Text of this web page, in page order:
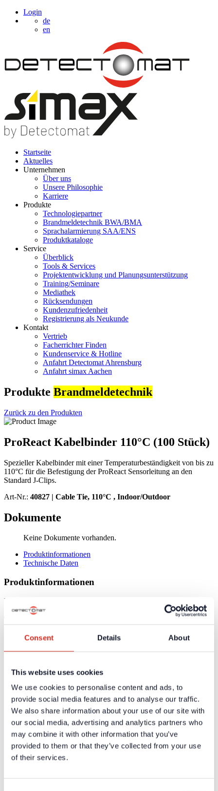
Consent Details About
This website uses cookies
We use cookies to personalise content and ads, to
provide social media features and to analyse our traffic.
We also share information about your use of our site with
our social media, advertising and analytics partners who
may combine it with other information that you’ve
provided to them or that they’ve collected from your use
of their services.
Login
de
en
Startseite
Aktuelles
Unternehmen
Über uns
Unsere Philosophie
Karriere
Produkte
Technologiepartner
Brandmeldetechnik BWA/BMA
Sprachalarmierung SAA/ENS
Produktkataloge
Service
Überblick
Tools & Services
Projektentwicklung und Planungsunterstützung
Training/Seminare
Mediathek
Rücksendungen
Kundenzufriedenheit
Registrierung als Neukunde
Kontakt
Vertrieb
Facherrichter Finden
Kundenservice & Hotline
Anfahrt Detectomat Ahrensburg
Anfahrt simax Aachen
Produkte Brandmeldetechnik
Zurück zu den Produkten
ProReact Kabelbinder 110°C (100 Stück)
Spezieller Kabelbinder mit einer Temperaturbeständigkeit von bis zu
110°C für die Befestigung der ProReact Sensorleitung an den
Standard J-Clips.
Art-Nr.: 40827 | Cable Tie, 110°C , Indoor/Outdoor
Dokumente
Keine Dokumente vorhanden.
Produktinformationen
Technische Daten
Produktinformationen
Keine Produktinformationen vorhanden
VdS-Anerkennung G220006
Produkten und Dienstleistungen sind in dem geschützten
Partnerbereich verfügbar.
Für diepersönlichen Login-Datenist eine einmalige
Registrierung erforderlich.
Aktuelles Unternehmen
Über uns